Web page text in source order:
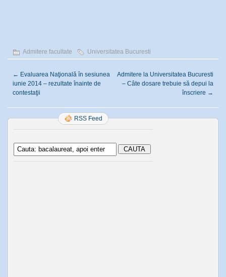
Admitere facultate Universitatea Bucuresti
← Evaluarea Naţională în sesiunea
iunie 2014 – rezultate înainte de
contestaţii
Admitere la Universitatea Bucuresti
– Câte dosare trebuie să depui la
înscriere →
RSS Feed